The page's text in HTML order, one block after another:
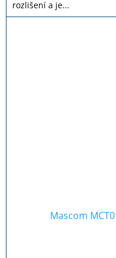
rozlišení a je...
Mascom